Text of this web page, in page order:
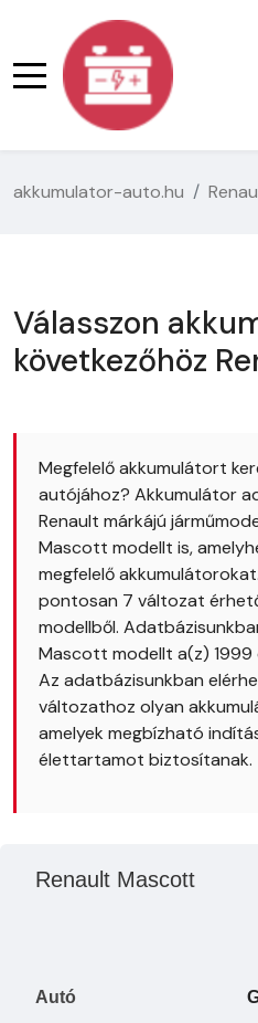
akkumulator-auto.hu
Válasszon
következőhöz
Megfelelő akkumulátort
autójához? Akkumulátor
Renault márkájú
Mascott modellt is,
megfelelő
pontosan 7 változat
modellből.
Mascott modellt a(z) 1999
Az adatbázisunkban
változathoz olyan
amelyek megbízható
élettartamot biztosítanak.
Renault Mascott
Autó